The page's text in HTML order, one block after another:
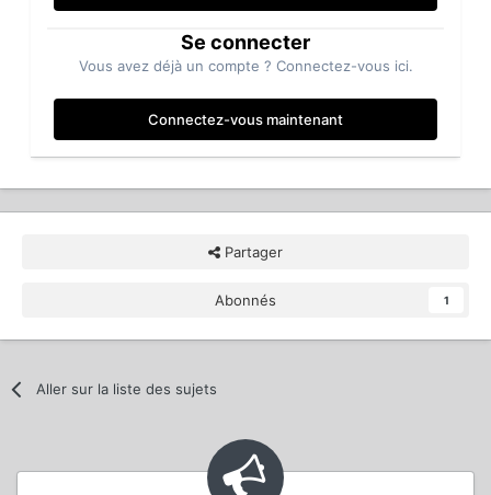
Se connecter
Vous avez déjà un compte ? Connectez-vous ici.
Connectez-vous maintenant
Partager
Abonnés 1
Aller sur la liste des sujets